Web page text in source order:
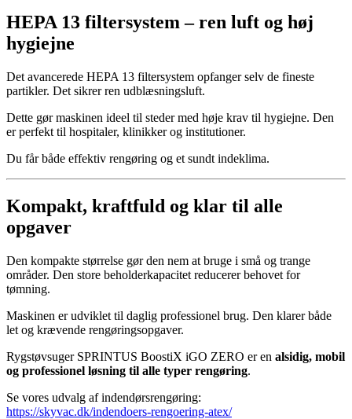
HEPA 13 filtersystem – ren luft og høj
hygiejne
Det avancerede HEPA 13 filtersystem opfanger selv de fineste
partikler. Det sikrer ren udblæsningsluft.
Dette gør maskinen ideel til steder med høje krav til hygiejne. Den
er perfekt til hospitaler, klinikker og institutioner.
Du får både effektiv rengøring og et sundt indeklima.
Kompakt, kraftfuld og klar til alle
opgaver
Den kompakte størrelse gør den nem at bruge i små og trange
områder. Den store beholderkapacitet reducerer behovet for
tømning.
Maskinen er udviklet til daglig professionel brug. Den klarer både
let og krævende rengøringsopgaver.
Rygstøvsuger SPRINTUS BoostiX iGO ZERO er en alsidig, mobil
og professionel løsning til alle typer rengøring.
Se vores udvalg af indendørsrengøring:
https://skyvac.dk/indendoers-rengoering-atex/